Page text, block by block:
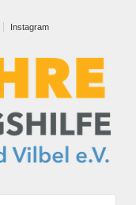
Instagram